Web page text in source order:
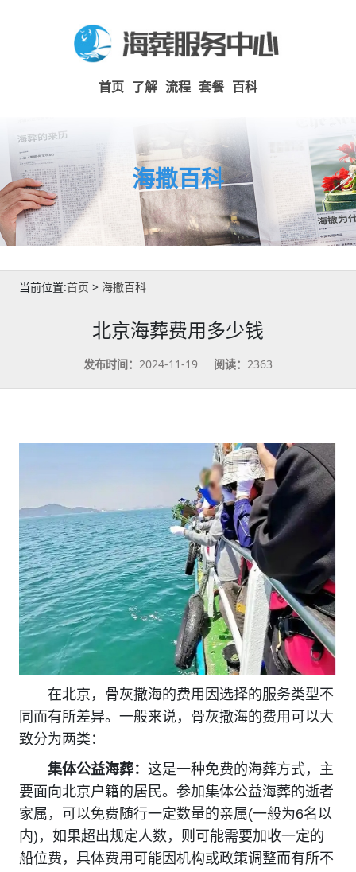
首页 了解 流程 套餐 百科
海撒百科
当前位置:首页 > 海撒百科
北京海葬费用多少钱
发布时间： 2024-11-19 阅读： 2363
在北京，骨灰撒海的费用因选择的服务类型不
同而有所差异。一般来说，骨灰撒海的费用可以大
致分为两类：
集体公益海葬‌： 这是一种免费的海葬方式，主
要面向北京户籍的居民。参加集体公益海葬的逝者
家属，可以免费随行一定数量的亲属(一般为6名以
内)，如果超出规定人数，则可能需要加收一定的
船位费，具体费用可能因机构或政策调整而有所不